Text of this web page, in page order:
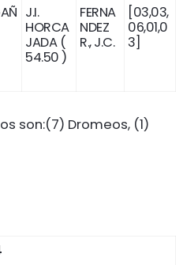
J.I.
HORCA
JADA (
54.50 )
FERNA
NDEZ
R., J.C.
[03,03,
06,01,0
3]
son:(7) Dromeos, (1)